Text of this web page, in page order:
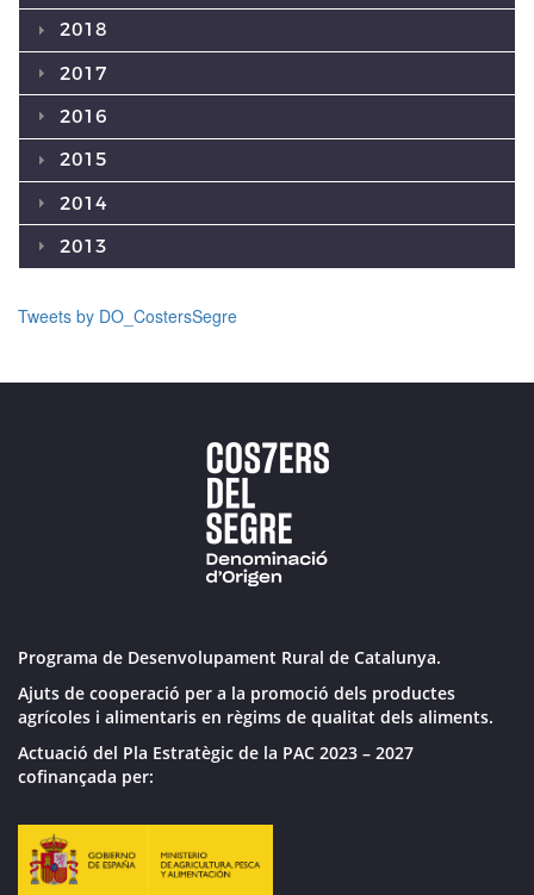
2018
2017
2016
2015
2014
2013
Tweets by DO_CostersSegre
Programa de Desenvolupament Rural de Catalunya.
Ajuts de cooperació per a la promoció dels productes
agrícoles i alimentaris en règims de qualitat dels aliments.
Actuació del Pla Estratègic de la PAC 2023 – 2027
cofinançada per: